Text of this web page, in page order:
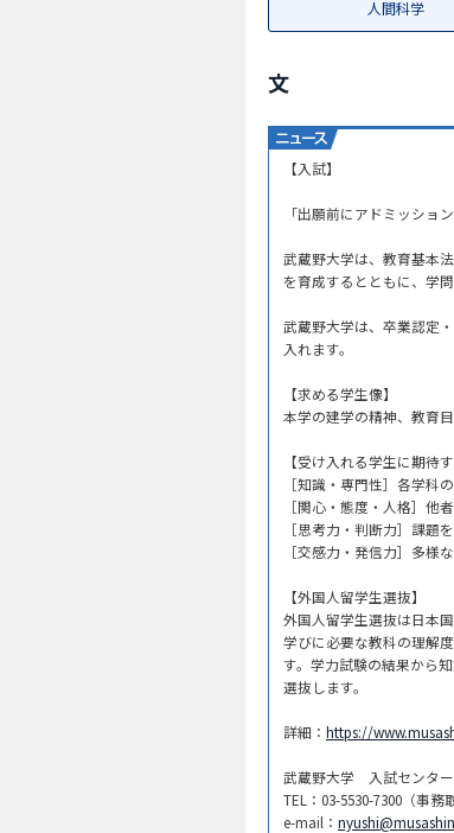
人間科学
文
【入試】
「出願前にアドミッショ
武蔵野大学は、教育基本
を育成するとともに、学
武蔵野大学は、卒業認定
入れます。
【求める学生像】
本学の建学の精神、教育
【受け入れる学生に期待
［知識・専門性］各学科
［関心・態度・人格］他
［思考力・判断力］課題
［交感力・発信力］多様
【外国人留学生選抜】
外国人留学生選抜は日本
学びに必要な教科の理解
す。学力試験の結果から
選抜します。
詳細： https://
武蔵野大学 入試センター
TEL：03-5530-7300（事
e-mail：